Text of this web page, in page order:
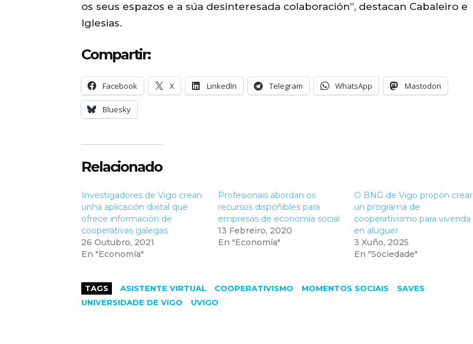
os seus espazos e a súa desinteresada colaboración”, destacan Cabaleiro e
Iglesias.
Compartir:
Facebook X LinkedIn Telegram WhatsApp Mastodon
Bluesky
Relacionado
Investigadores de Vigo crean
unha aplicación dixital que
ofrece información de
cooperativas galegas
26 Outubro, 2021
En "Economía"
Profesionais abordan os
recursos dispoñibles para
empresas de economía social
13 Febreiro, 2020
En "Economía"
O BNG de Vigo propón crear
un programa de
cooperativismo para vivenda
en aluguer
3 Xuño, 2025
En "Sociedade"
TAGS ASISTENTE VIRTUAL COOPERATIVISMO MOMENTOS SOCIAIS
SAVES
UNIVERSIDADE DE VIGO
UVIGO